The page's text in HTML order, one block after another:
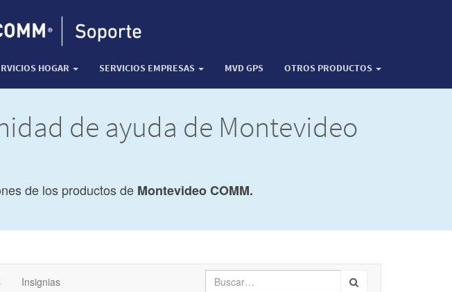
HOGAR SERVICIOS EMPRESAS MVD GPS OTROS PRODUCTOS
de ayuda de Montevideo
de los productos de Montevideo COMM.
Insignias